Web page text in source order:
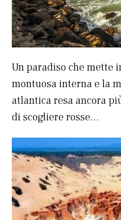
Un paradiso che mette
montuosa interna e la
atlantica resa ancora
di scogliere rosse…